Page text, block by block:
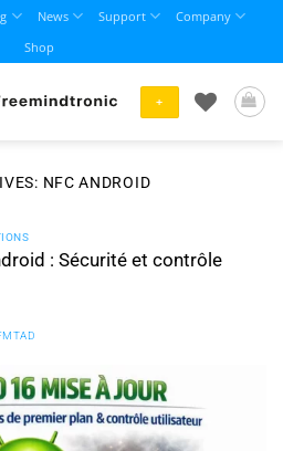
News Support
Company
Shop
+
NFC ANDROID
: Sécurité et contrôle